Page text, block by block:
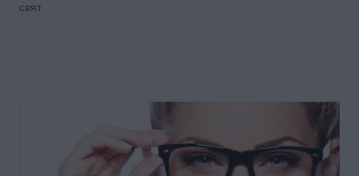
свят.